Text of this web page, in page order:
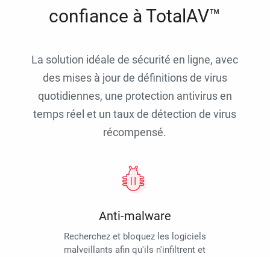
confiance à TotalAV™
La solution idéale de sécurité en ligne, avec
des mises à jour de définitions de virus
quotidiennes, une protection antivirus en
temps réel et un taux de détection de virus
récompensé.
Anti-malware
Recherchez et bloquez les logiciels
malveillants afin qu'ils n'infiltrent et